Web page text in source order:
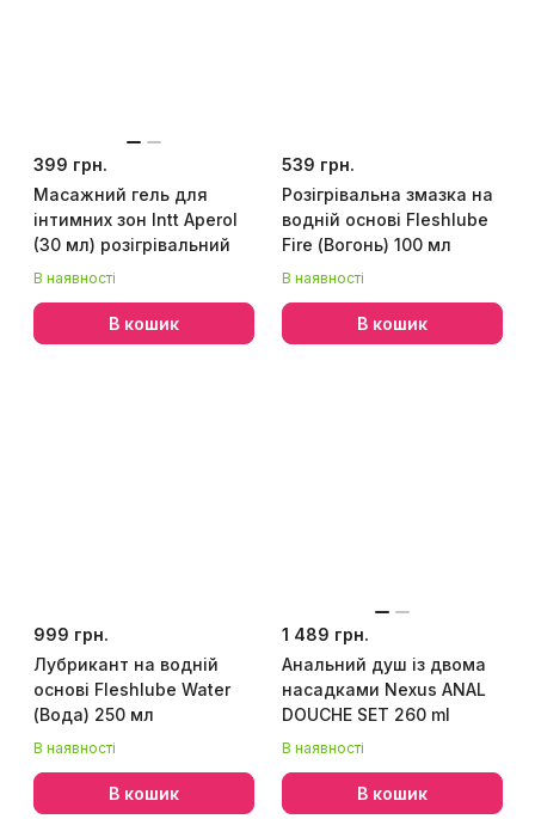
399 грн.
Масажний гель для
інтимних зон Intt Aperol
(30 мл) розігрівальний
В наявності
В кошик
539 грн.
Розігрівальна змазка на
водній основі Fleshlube
Fire (Вогонь) 100 мл
В наявності
В кошик
999 грн.
Лубрикант на водній
основі Fleshlube Water
(Вода) 250 мл
В наявності
В кошик
1 489 грн.
Анальний душ із двома
насадками Nexus ANAL
DOUCHE SET 260 ml
В наявності
В кошик